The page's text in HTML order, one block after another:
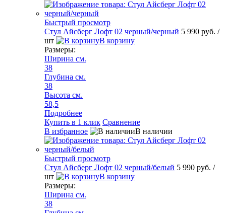
Быстрый просмотр
Стул Айсберг Лофт 02 черный/черный 5 990 руб. /
шт
В корзину
Размеры:
Ширина см.
38
Глубина см.
38
Высота см.
58,5
Подробнее
Купить в 1 клик Сравнение
В избранное
В наличии
Быстрый просмотр
Стул Айсберг Лофт 02 черный/белый 5 990 руб. /
шт
В корзину
Размеры:
Ширина см.
38